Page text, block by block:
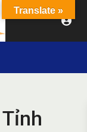
Translate »